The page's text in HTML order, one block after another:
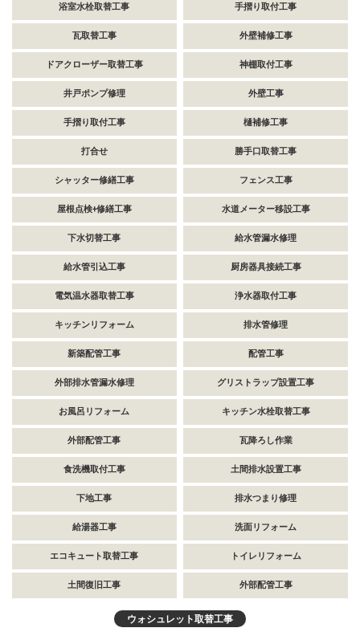
浴室水栓取替工事 手摺り取付工事
瓦取替工事 外壁補修工事
ドアクローザー取替工事 神棚取付工事
井戸ポンプ修理 外壁工事
手摺り取付工事 樋補修工事
打合せ 勝手口取替工事
シャッター修繕工事 フェンス工事
屋根点検+修繕工事 水道メーター移設工事
下水切替工事 給水管漏水修理
給水管引込工事 厨房器具接続工事
電気温水器取替工事 浄水器取付工事
キッチンリフォーム 排水管修理
新築配管工事 配管工事
外部排水管漏水修理 グリストラップ設置工事
お風呂リフォーム キッチン水栓取替工事
外部配管工事 瓦降ろし作業
食洗機取付工事 土間排水設置工事
下地工事 排水つまり修理
給湯器工事 洗面リフォーム
エコキュート取替工事 トイレリフォーム
土間復旧工事 外部配管工事
ウォシュレット取替工事